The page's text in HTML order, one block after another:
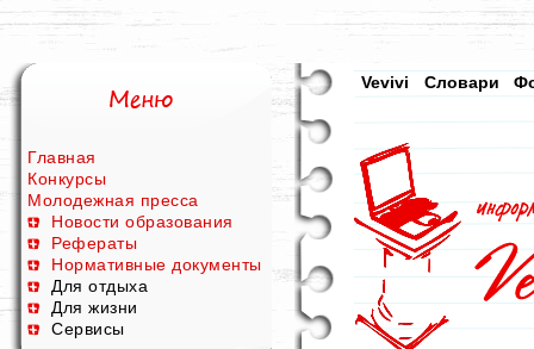
Главная
Конкурсы
Молодежная пресса
Новости образования
Рефераты
Нормативные документы
Для отдыха
Для жизни
Сервисы
Vevivi Словари